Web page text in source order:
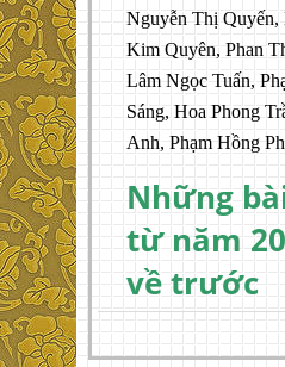
Nguyễn Thị Quyến,
Kim Quyên, Phan
Lâm Ngọc Tuấn,
Sáng, Hoa Phong
Anh, Phạm Hồng
Những
từ năm
về trước